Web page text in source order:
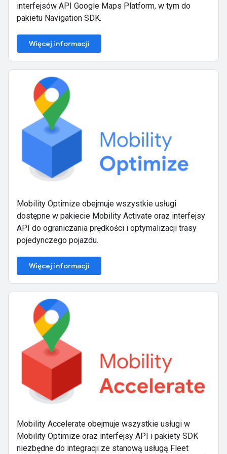
interfejsów API Google Maps Platform, w tym do
pakietu Navigation SDK.
Więcej informacji
Mobility Optimize obejmuje wszystkie usługi
dostępne w pakiecie Mobility Activate oraz interfejsy
API do ograniczania prędkości i optymalizacji trasy
pojedynczego pojazdu.
Więcej informacji
Mobility Accelerate obejmuje wszystkie usługi w
Mobility Optimize oraz interfejsy API i pakiety SDK
niezbędne do integracji ze stanową usługą Fleet